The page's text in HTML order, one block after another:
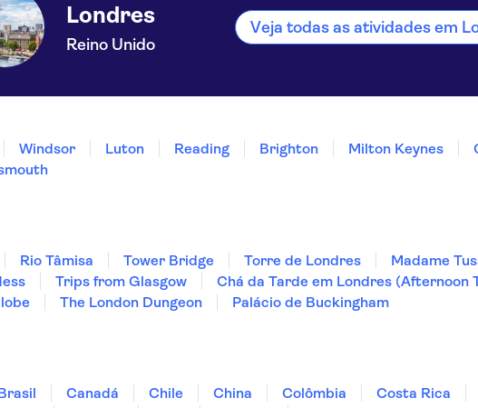
Londres
Reino Unido
Veja todas as atividades em
Windsor Luton Reading Brighton Milton Keynes
Rio Tâmisa Tower Bridge Torre de Londres
Madame
Trips from Glasgow Chá da Tarde em Londres (Afternoon
The London Dungeon
Palácio de Buckingham
Canadá Chile China Colômbia Costa Rica